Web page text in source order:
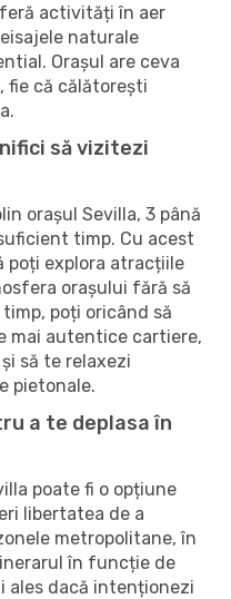
activități în aer
naturale
Orașul are ceva
fie că călătorești
să vizitezi
orașul Sevilla, 3 până
timp. Cu acest
poți explora atracțiile
orașului fără să
poți oricând să
mai autentice cartiere,
să te relaxezi
pietonale.
a te deplasa în
poate fi o opțiune
libertatea de a
metropolitane, în
în funcție de
ales dacă intenționezi